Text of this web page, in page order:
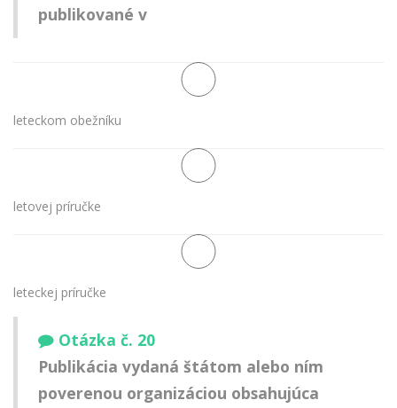
publikované v
leteckom obežníku
letovej príručke
leteckej príručke
Otázka č. 20
Publikácia vydaná štátom alebo ním
poverenou organizáciou obsahujúca